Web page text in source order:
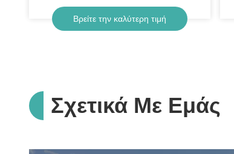
Βρείτε την καλύτερη τιμή
Σχετικά Με Εμάς